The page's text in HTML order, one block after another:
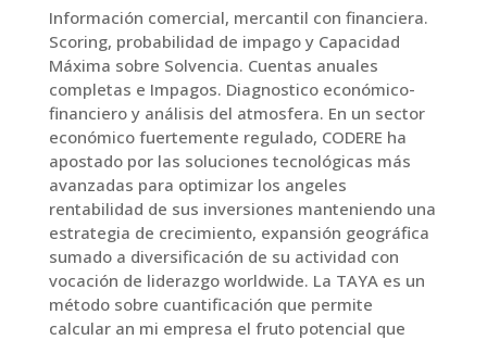
Información comercial, mercantil con financiera.
Scoring, probabilidad de impago y Capacidad
Máxima sobre Solvencia. Cuentas anuales
completas e Impagos. Diagnostico económico-
financiero y análisis del atmosfera. En un sector
económico fuertemente regulado, CODERE ha
apostado por las soluciones tecnológicas más
avanzadas para optimizar los angeles
rentabilidad de sus inversiones manteniendo una
estrategia de crecimiento, expansión geográfica
sumado a diversificación de su actividad con
vocación de liderazgo worldwide. La TAYA es un
método sobre cuantificación que permite
calcular an mi empresa el fruto potencial que